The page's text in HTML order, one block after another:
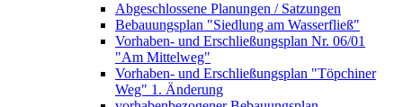
Abgeschlossene Planungen / Satzungen
Bebauungsplan "Siedlung am Wasserfließ"
Vorhaben- und Erschließungsplan Nr. 06/01
"Am Mittelweg"
Vorhaben- und Erschließungsplan "Töpchiner
Weg" 1. Änderung